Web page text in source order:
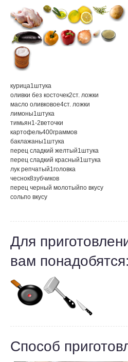
курица1штука
оливки без косточек2ст. ложки
масло оливковое4ст. ложки
лимоны1штука
тимьян1-2веточки
картофель400граммов
баклажаны1штука
перец сладкий желтый1штука
перец сладкий красный1штука
лук репчатый1головка
чеснок8зубчиков
перец черный молотыйпо вкусу
сольпо вкусу
Для
вам понадобятся:
Способ